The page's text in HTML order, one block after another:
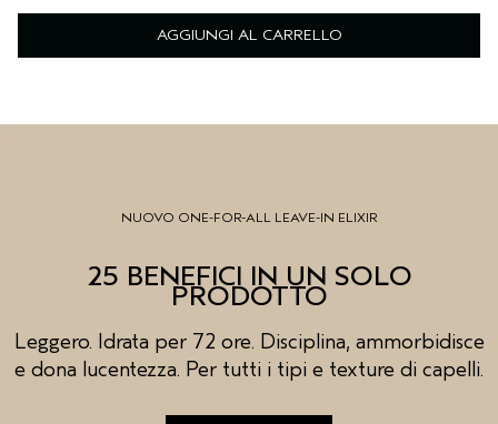
AGGIUNGI AL CARRELLO
NUOVO ONE-FOR-ALL LEAVE-IN ELIXIR
25 BENEFICI IN UN SOLO
PRODOTTO
Leggero. Idrata per 72 ore. Disciplina, ammorbidisce
e dona lucentezza. Per tutti i tipi e texture di capelli.